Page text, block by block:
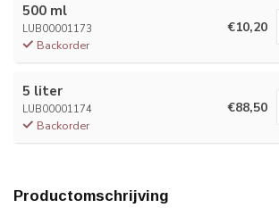
500 ml
LUB00001173
Backorder
€10,20
5 liter
LUB00001174
Backorder
€88,50
Productomschrijving